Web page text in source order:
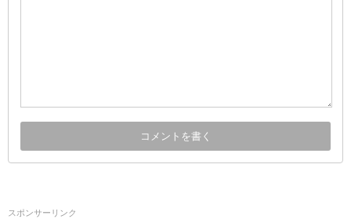
スポンサーリンク